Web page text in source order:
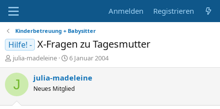
Anmelden Registrieren
Kinderbetreuung + Babysitter
Hilfe! - X-Fragen zu Tagesmutter
E
r
s
julia-madeleine
E
r
s
e
6 Januar 2004
J julia-madeleine
Neues Mitglied